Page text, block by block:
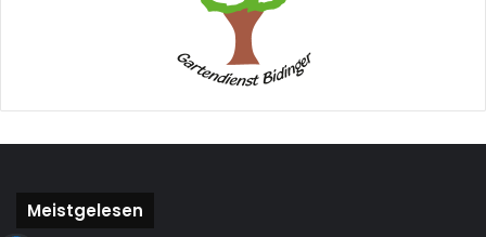
Meistgelesen